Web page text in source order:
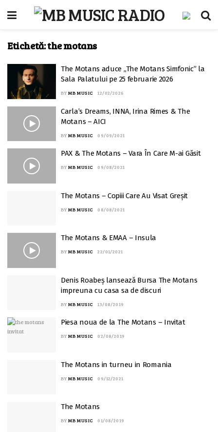
Etichetă:the motans
The Motans aduce „The Motans Simfonic” la
Sala Palatului pe 25 februarie 2026
BY MB MUSIC 12/02/2026
Carla’s Dreams, INNA, Irina Rimes & The
Motans – AICI
BY MB MUSIC 09/09/2021
PAX & The Motans – Vara În Care M-ai Găsit
BY MB MUSIC 09/08/2021
The Motans – Copiii Care Au Visat Greșit
BY MB MUSIC 08/08/2021
The Motans & EMAA – Insula
BY MB MUSIC 22/01/2021
Denis Roabeș lansează Bursa The Motans
impreuna cu casa sa de discuri
BY MB MUSIC 13/08/2019
Piesa noua de la The Motans – Invitat
BY MB MUSIC 02/08/2019
The Motans in turneu in Romania
BY MB MUSIC 09/12/2021
The Motans
BY MB MUSIC 01/08/2019